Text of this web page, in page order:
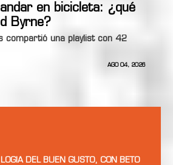
en bicicleta: ¿qué
Byrne?
compartió una playlist con 42
AGO 04, 2026
DEL BUEN GUSTO, CON BETO